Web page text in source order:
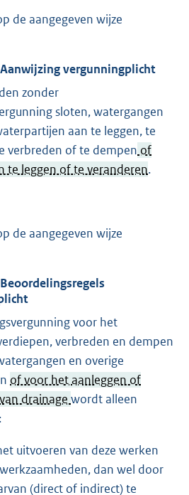
de aangegeven wijze
Aanwijzing vergunningplicht
zonder
sloten, watergangen
aan te leggen, te
verbreden of te dempen of
te leggen of te veranderen.
de aangegeven wijze
Beoordelingsregels
voor het
verbreden en dempen
en overige
of voor het aanleggen of
drainage wordt alleen
uitvoeren van deze werken
dan wel door
(direct of indirect) te